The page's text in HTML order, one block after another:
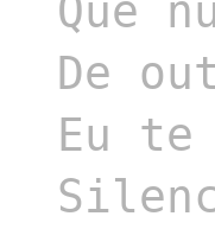
Que
De
Eu